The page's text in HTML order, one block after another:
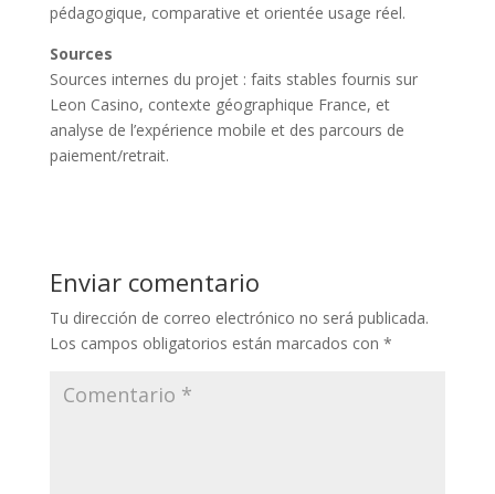
pédagogique, comparative et orientée usage réel.
Sources
Sources internes du projet : faits stables fournis sur
Leon Casino, contexte géographique France, et
analyse de l’expérience mobile et des parcours de
paiement/retrait.
Enviar comentario
Tu dirección de correo electrónico no será publicada.
Los campos obligatorios están marcados con *